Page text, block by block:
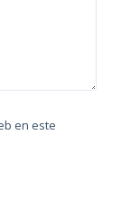
en este